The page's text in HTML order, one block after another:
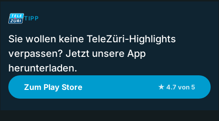
TIPP
Sie wollen keine TeleZüri-Highlights
verpassen? Jetzt unsere App
herunterladen.
Zum Play Store ★ 4.7 von 5